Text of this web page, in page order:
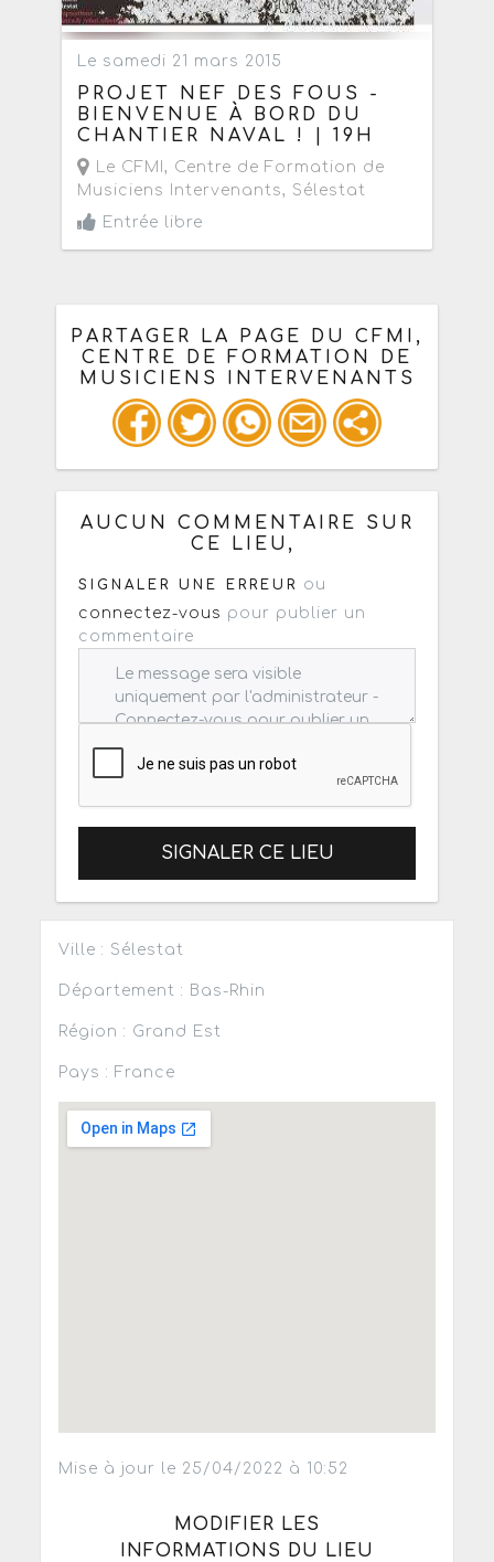
Le samedi 21 mars 2015
PROJET NEF DES FOUS -
BIENVENUE À BORD DU
CHANTIER NAVAL ! | 19H
Le CFMI, Centre de Formation de
Musiciens Intervenants, Sélestat
Entrée libre
PARTAGER LA PAGE DU CFMI,
CENTRE DE FORMATION DE
MUSICIENS INTERVENANTS
Ou copiez les infos ci-dessous pour
un : mail / forum / réseau social
AUCUN COMMENTAIRE SUR
CE LIEU,
SIGNALER UNE ERREUR ou
connectez-vous pour publier un
commentaire
SIGNALER CE LIEU
Ville : Sélestat
Département : Bas-Rhin
Région : Grand Est
Pays : France
Mise à jour le 25/04/2022 à 10:52
MODIFIER LES
INFORMATIONS DU LIEU